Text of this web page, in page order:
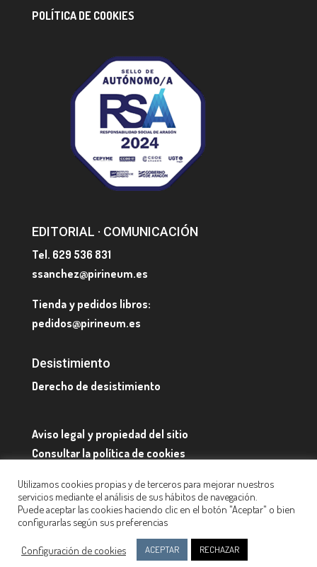
POLÍTICA DE COOKIES
EDITORIAL · COMUNICACIÓN
Tel. 629 536 831
ssanchez@pirineum.es
Tienda y pedidos libros:
pedidos@pirineum.es
Desistimiento
Derecho de desistimiento
Aviso legal y propiedad del sitio
Consultar la política de cookies
Diseño web:Pirineum
Utilizamos cookies propias y de terceros para mejorar nuestros
servicios mediante el análisis de sus hábitos de navegación.
Puede aceptar las cookies haciendo clic en el botón "Aceptar" o bien
configurarlas según sus preferencias
Configuración de cookies ACEPTAR RECHAZAR